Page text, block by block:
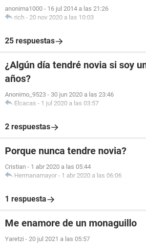
anonima1000 - 16 jul 2014 a las 21:26
rich - 20 nov 2020 a las 10:03
25 respuestas
¿Algún día tendré novia si soy
años?
Anonimo_9523 - 30 jun 2020 a las 23:46
Elcacas - 1 jul 2020 a las 03:57
2 respuestas
Porque nunca tendre novia?
Cristian - 1 abr 2020 a las 05:44
Hermanamayor - 1 abr 2020 a las 06:06
1 respuesta
Me enamore de un monaguillo
Yaretzi - 20 jul 2021 a las 05:57